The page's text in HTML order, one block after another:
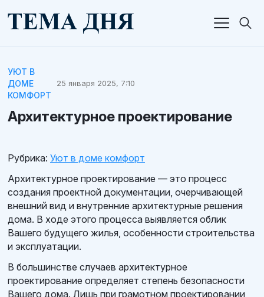
УЮТ В
ДОМЕ
КОМФОРТ
25 января 2025, 7:10
Архитектурное проектирование
Рубрика: Уют в доме комфорт
Архитектурное проектирование — это процесс
создания проектной документации, очерчивающей
внешний вид и внутренние архитектурные решения
дома. В ходе этого процесса выявляется облик
Вашего будущего жилья, особенности строительства
и эксплуатации.
В большинстве случаев архитектурное
проектирование определяет степень безопасности
Вашего дома. Лишь при грамотном проектировании